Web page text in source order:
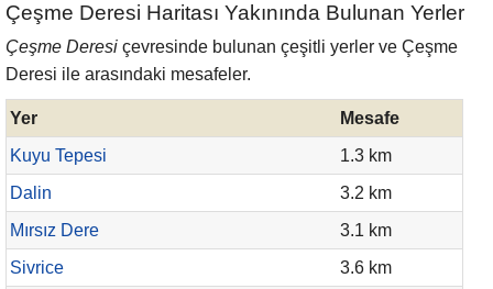
Çeşme Deresi Haritası Yakınında Bulunan Yerler
Çeşme Deresi çevresinde bulunan çeşitli yerler ve Çeşme
Deresi ile arasındaki mesafeler.
Yer
Mesafe
Kuyu Tepesi
1.3 km
Dalin
3.2 km
Mırsız Dere
3.1 km
Sivrice
3.6 km